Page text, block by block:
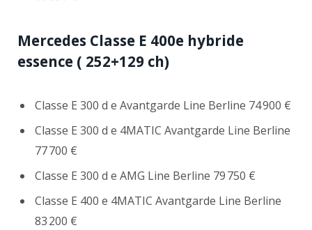
Mercedes Classe E 400e hybride
essence ( 252+129 ch)
Classe E 300 d e Avantgarde Line Berline 74 900 €
Classe E 300 d e 4MATIC Avantgarde Line Berline
77 700 €
Classe E 300 d e AMG Line Berline 79 750 €
Classe E 400 e 4MATIC Avantgarde Line Berline
83 200 €